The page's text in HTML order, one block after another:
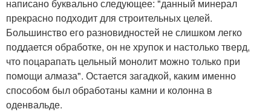
написано буквально следующее: "данный минерал
прекрасно подходит для строительных целей.
Большинство его разновидностей не слишком легко
поддается обработке, он не хрупок и настолько тверд,
что поцарапать цельный монолит можно только при
помощи алмаза". Остается загадкой, каким именно
способом был обработаны камни и колонна в
оденвальде.